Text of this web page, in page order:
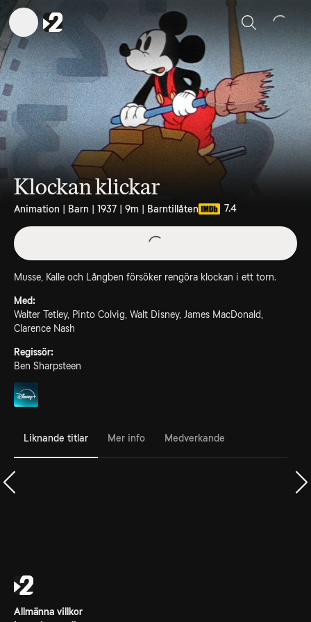
Sök
Klockan klickar
Animation | Barn | 1937 | 9m | Barntillåten 7.4
Musse, Kalle och Långben försöker rengöra klockan i ett torn.
Med:
Walter Tetley, Pinto Colvig, Walt Disney, James MacDonald,
Clarence Nash
Regissör:
Ben Sharpsteen
Liknande titlar Mer info Medverkande
Allmänna villkor